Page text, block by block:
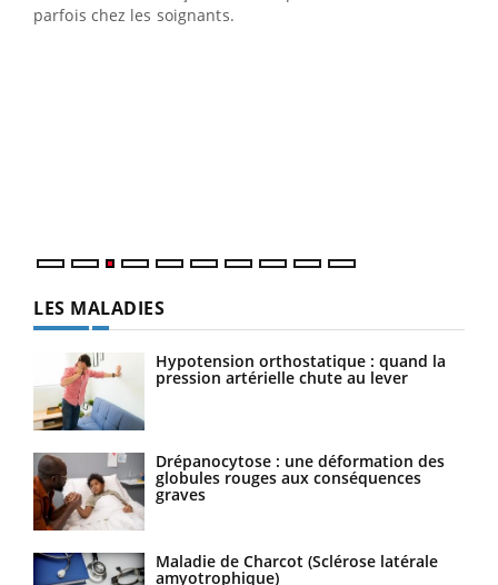
parfois chez les soignants.
LES MALADIES
Hypotension orthostatique : quand la
pression artérielle chute au lever
Drépanocytose : une déformation des
globules rouges aux conséquences
graves
Maladie de Charcot (Sclérose latérale
amyotrophique)